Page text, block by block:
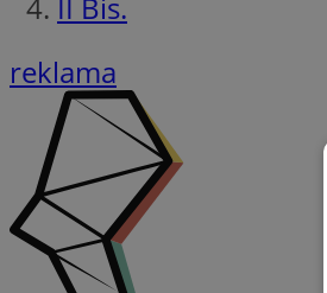
reklama